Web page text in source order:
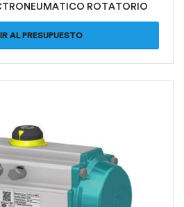
ROTATORIO
AL PRESUPUESTO